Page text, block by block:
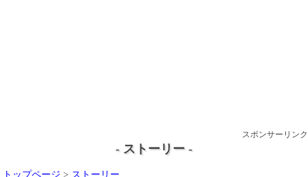
スポンサーリンク
- ストーリー -
トップページ > ストーリー